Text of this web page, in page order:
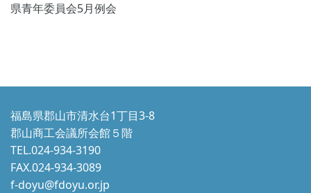
県青年委員会5月例会
福島県郡山市清水台1丁目3-8
郡山商工会議所会館５階
TEL.024-934-3190
FAX.024-934-3089
f-doyu@fdoyu.or.jp